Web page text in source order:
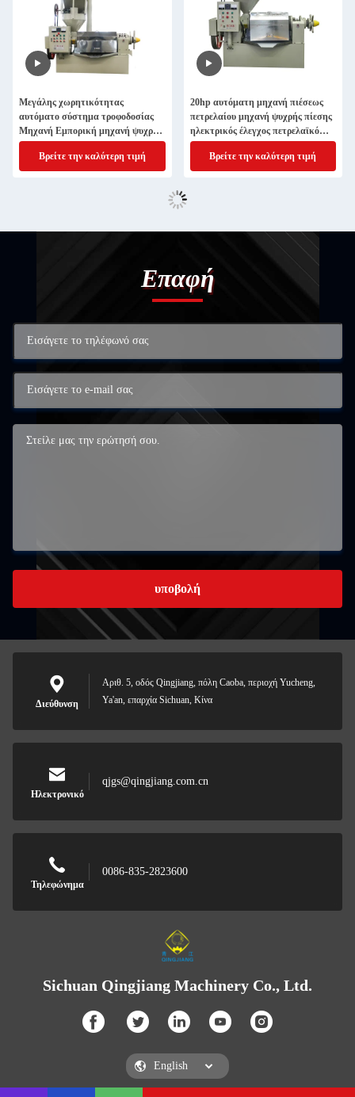
Μεγάλης χωρητικότητας
αυτόματο σύστημα τροφοδοσίας
Μηχανή Εμπορική μηχανή ψυχρής
πίεσης Μαύρο πετρέλαιο
μεσημερινού παρόμοιο με το
πετρέλαιο καρύδας
Βρείτε την καλύτερη τιμή
20hp αυτόματη μηχανή πιέσεως
πετρελαίου μηχανή ψυχρής πίεσης
ηλεκτρικός έλεγχος πετρελαϊκό
μύλο
Βρείτε την καλύτερη τιμή
Επαφή
υποβολή
Διεύθυνση
Αριθ. 5, οδός Qingjiang, πόλη Caoba, περιοχή Yucheng,
Ya'an, επαρχία Sichuan, Κίνα
Ηλεκτρονικό
qjgs@qingjiang.com.cn
Τηλεφώνημα
0086-835-2823600
Sichuan Qingjiang Machinery Co., Ltd.